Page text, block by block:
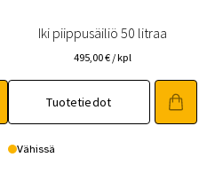
Iki piippusäiliö 50 litraa
495,00€ / kpl
Tuotetiedot
Vähissä